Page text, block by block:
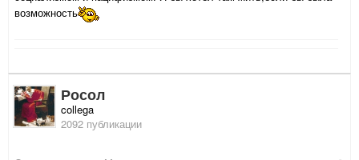
возможность
Росол
collega
2092 публикации